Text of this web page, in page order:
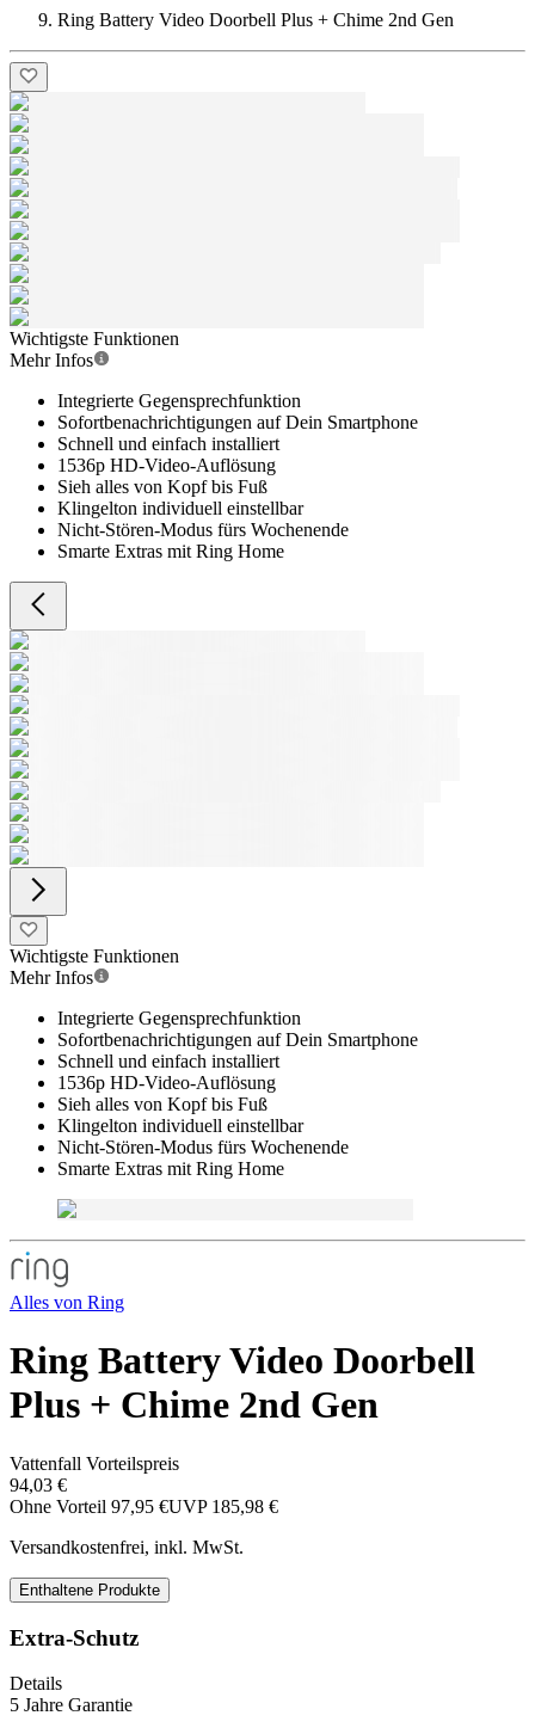
Ring Battery Video Doorbell Plus + Chime 2nd Gen
Wichtigste Funktionen
Mehr Infos
Integrierte Gegensprechfunktion
Sofortbenachrichtigungen auf Dein Smartphone
Schnell und einfach installiert
1536p HD-Video-Auflösung
Sieh alles von Kopf bis Fuß
Klingelton individuell einstellbar
Nicht-Stören-Modus fürs Wochenende
Smarte Extras mit Ring Home
Wichtigste Funktionen
Mehr Infos
Integrierte Gegensprechfunktion
Sofortbenachrichtigungen auf Dein Smartphone
Schnell und einfach installiert
1536p HD-Video-Auflösung
Sieh alles von Kopf bis Fuß
Klingelton individuell einstellbar
Nicht-Stören-Modus fürs Wochenende
Smarte Extras mit Ring Home
Alles von Ring
Ring Battery Video Doorbell
Plus + Chime 2nd Gen
Vattenfall Vorteilspreis
94,03 €
Ohne Vorteil 97,95 €UVP 185,98 €
Versandkostenfrei, inkl. MwSt.
Enthaltene Produkte
Extra-Schutz
Details
5 Jahre Garantie